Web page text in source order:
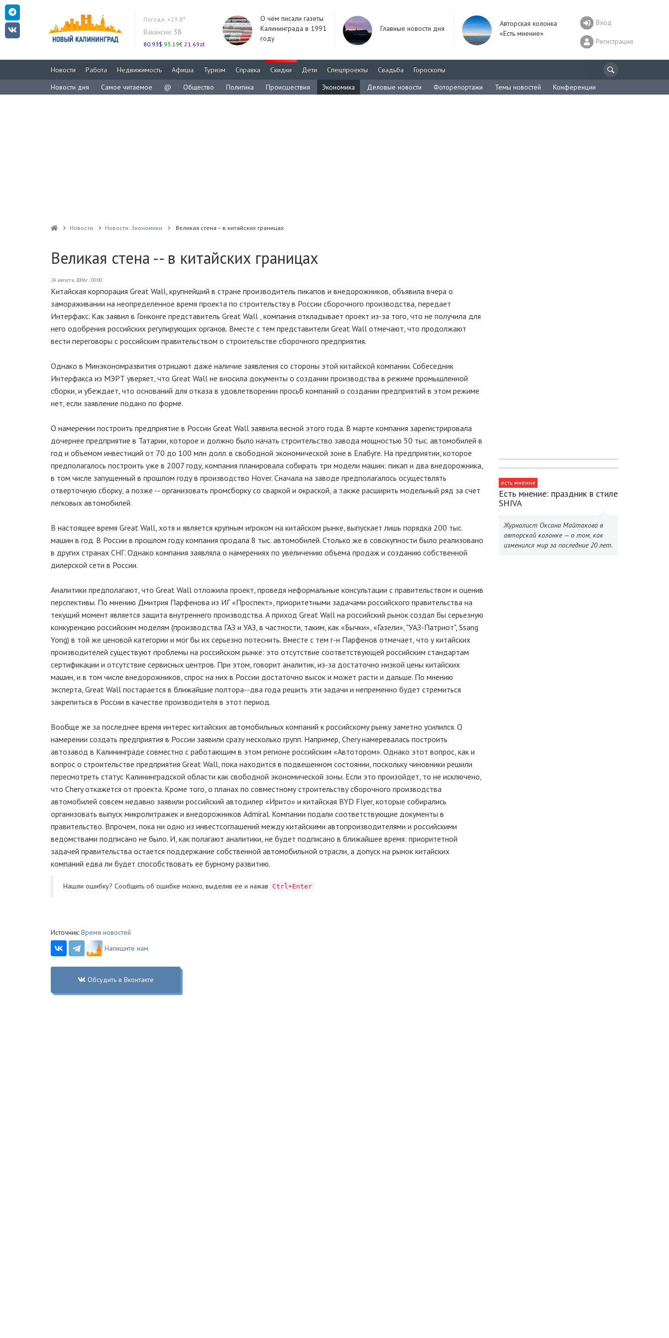
Погода: +23.8°
Вакансии: 38
80.93$ 93.19€ 21.69zł
О чём писали газеты
Калининграда в 1991
году
Главные новости дня
Авторская колонка
«Есть мнение»
Вход
Регистрация
Новости Работа Недвижимость Афиша Туризм Справка Скидки Дети Спецпроекты Свадьба
Гороскопы
Новости дня
Самое читаемое @ Общество Политика Происшествия Экономика Деловые новости Фоторепортажи Темы новостей Конференции
Новости Новости: Экономики Великая стена -- в китайских границах
Великая стена -- в китайских границах
24 августа 2006г., 00:00
Китайская корпорация Great Wall, крупнейший в стране производитель пикапов и внедорожников, объявила вчера о
замораживании на неопределенное время проекта по строительству в России сборочного производства, передает
Интерфакс. Как заявил в Гонконге представитель Great Wall , компания откладывает проект из-за того, что не получила для
него одобрения российских регулирующих органов. Вместе с тем представители Great Wall отмечают, что продолжают
вести переговоры с российским правительством о строительстве сборочного предприятия.
Однако в Минэкономразвития отрицают даже наличие заявления со стороны этой китайской компании. Собеседник
Интерфакса из МЭРТ уверяет, что Great Wall не вносила документы о создании производства в режиме промышленной
сборки, и убеждает, что оснований для отказа в удовлетворении просьб компаний о создании предприятий в этом режиме
нет, если заявление подано по форме.
О намерении построить предприятие в России Great Wall заявила весной этого года. В марте компания зарегистрировала
дочернее предприятие в Татарии, которое и должно было начать строительство завода мощностью 50 тыс. автомобилей в
год и объемом инвестиций от 70 до 100 млн долл. в свободной экономической зоне в Елабуге. На предприятии, которое
предполагалось построить уже в 2007 году, компания планировала собирать три модели машин: пикап и два внедорожника,
в том числе запущенный в прошлом году в производство Hover. Сначала на заводе предполагалось осуществлять
отверточную сборку, а позже -- организовать промсборку со сваркой и окраской, а также расширить модельный ряд за счет
легковых автомобилей.
В настоящее время Great Wall, хотя и является крупным игроком на китайском рынке, выпускает лишь порядка 200 тыс.
машин в год. В России в прошлом году компания продала 8 тыс. автомобилей. Столько же в совокупности было реализовано
в других странах СНГ. Однако компания заявляла о намерениях по увеличению объема продаж и созданию собственной
дилерской сети в России.
Аналитики предполагают, что Great Wall отложила проект, проведя неформальные консультации с правительством и оценив
перспективы. По мнению Дмитрия Парфенова из ИГ «Проспект», приоритетными задачами российского правительства на
текущий момент является защита внутреннего производства. А приход Great Wall на российский рынок создал бы серьезную
конкуренцию российским моделям (производства ГАЗ и УАЗ, в частности, таким, как «Бычки», «Газели», "УАЗ-Патриот", Ssang
Yong) в той же ценовой категории и мог бы их серьезно потеснить. Вместе с тем г-н Парфенов отмечает, что у китайских
производителей существуют проблемы на российском рынке: это отсутствие соответствующей российским стандартам
сертификации и отсутствие сервисных центров. При этом, говорит аналитик, из-за достаточно низкой цены китайских
машин, и в том числе внедорожников, спрос на них в России достаточно высок и может расти и дальше. По мнению
эксперта, Great Wall постарается в ближайшие полтора--два года решить эти задачи и непременно будет стремиться
закрепиться в России в качестве производителя в этот период.
Вообще же за последнее время интерес китайских автомобильных компаний к российскому рынку заметно усилился. О
намерении создать предприятия в России заявили сразу несколько групп. Например, Chery намеревалась построить
автозавод в Калининграде совместно с работающим в этом регионе российским «Автотором». Однако этот вопрос, как и
вопрос о строительстве предприятия Great Wall, пока находится в подвешенном состоянии, поскольку чиновники решили
пересмотреть статус Калининградской области как свободной экономической зоны. Если это произойдет, то не исключено,
что Chery откажется от проекта. Кроме того, о планах по совместному строительству сборочного производства
автомобилей совсем недавно заявили российский автодилер «Ирито» и китайская BYD Flyer, которые собирались
организовать выпуск микролитражек и внедорожников Admiral. Компании подали соответствующие документы в
правительство. Впрочем, пока ни одно из инвестсоглашений между китайскими автопроизводителями и российскими
ведомствами подписано не было. И, как полагают аналитики, не будет подписано в ближайшее время: приоритетной
задачей правительства остается поддержание собственной автомобильной отрасли, а допуск на рынок китайских
компаний едва ли будет способствовать ее бурному развитию.
Нашли ошибку? Cообщить об ошибке можно, выделив ее и нажав Ctrl+Enter
Источник: Время новостей
Напишите нам
Обсудить в Вконтакте
есть мнение
Есть мнение: праздник в стиле
SHIVA
Журналист Оксана Майтакова в
авторской колонке — о том, как
изменился мир за последние 20 лет.